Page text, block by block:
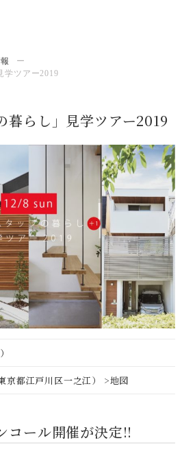
ー
学ツアー2019
暮らし」見学ツアー2019
京都江戸川区一之江） >地図
コール開催が決定!!